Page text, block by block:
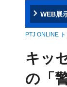
WEB展
PTJ ONLINE
キッ
の「